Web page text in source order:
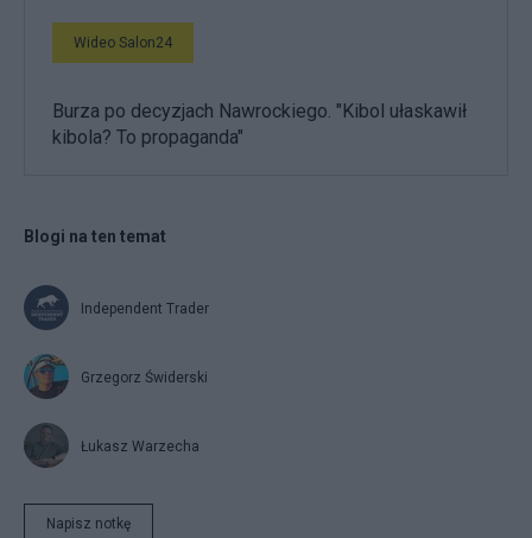
Wideo Salon24
Burza po decyzjach Nawrockiego. "Kibol ułaskawił
kibola? To propaganda"
Blogi na ten temat
Independent Trader
Grzegorz Świderski
Łukasz Warzecha
Napisz notkę